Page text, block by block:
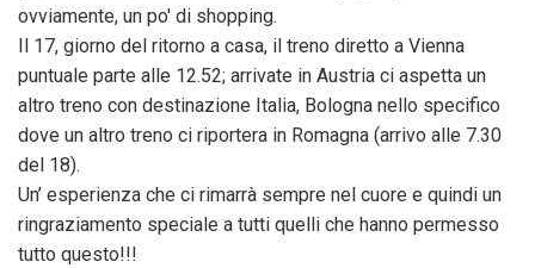
ovviamente, un po' di shopping.
Il 17, giorno del ritorno a casa, il treno diretto a Vienna
puntuale parte alle 12.52; arrivate in Austria ci aspetta un
altro treno con destinazione Italia, Bologna nello specifico
dove un altro treno ci riportera in Romagna (arrivo alle 7.30
del 18).
Un’ esperienza che ci rimarrà sempre nel cuore e quindi un
ringraziamento speciale a tutti quelli che hanno permesso
tutto questo!!!